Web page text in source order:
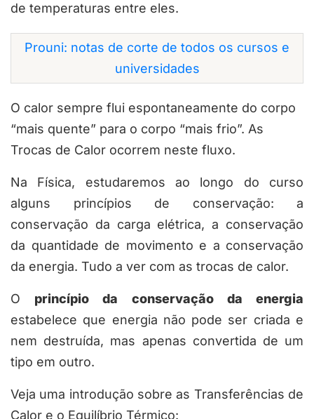
de temperaturas entre eles.
Prouni: notas de corte de todos os cursos e
universidades
O calor sempre flui espontaneamente do corpo
“mais quente” para o corpo “mais frio”. As
Trocas de Calor ocorrem neste fluxo.
Na Física, estudaremos ao longo do curso
alguns princípios de conservação: a
conservação da carga elétrica, a conservação
da quantidade de movimento e a conservação
da energia. Tudo a ver com as trocas de calor.
O princípio da conservação da energia
estabelece que energia não pode ser criada e
nem destruída, mas apenas convertida de um
tipo em outro.
Veja uma introdução sobre as Transferências de
Calor e o Equilíbrio Térmico: